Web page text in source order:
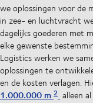
we oplossingen voor de
in zee- en luchtvracht
dagelijks goederen met
elke gewenste
Logistics werken we
oplossingen te
en de kosten verlagen.
1.000.000 m 2 alleen